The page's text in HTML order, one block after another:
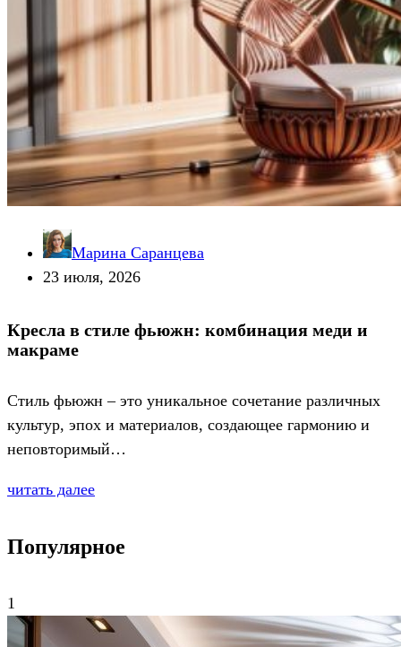
Марина Саранцева
23 июля, 2026
Кресла в стиле фьюжн: комбинация меди и
макраме
Стиль фьюжн – это уникальное сочетание различных
культур, эпох и материалов, создающее гармонию и
неповторимый…
читать далее
Популярное
1